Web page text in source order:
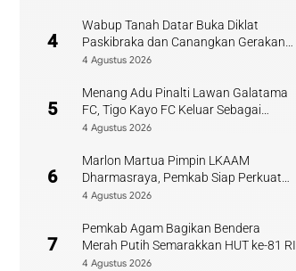
4
Wabup Tanah Datar Buka Diklat
Paskibraka dan Canangkan Gerakan
Bendera
4 Agustus 2026
5
Menang Adu Pinalti Lawan Galatama
FC, Tigo Kayo FC Keluar Sebagai
Juara Piala Walikota Payakumbuh
4 Agustus 2026
6
Marlon Martua Pimpin LKAAM
Dharmasraya, Pemkab Siap Perkuat
Sinergi Adat
4 Agustus 2026
7
Pemkab Agam Bagikan Bendera
Merah Putih Semarakkan HUT ke-81 RI
4 Agustus 2026